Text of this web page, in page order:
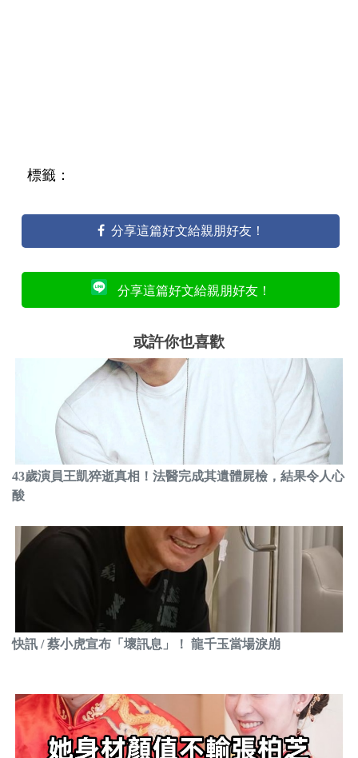
標籤：
分享這篇好文給親朋好友！
分享這篇好文給親朋好友！
或許你也喜歡
43歲演員王凱猝逝真相！法醫完成其遺體屍檢，結果令人心
酸
快訊 / 蔡小虎宣布「壞訊息」！ 龍千玉當場淚崩